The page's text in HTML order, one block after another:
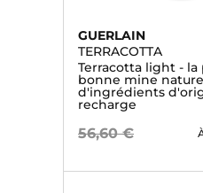
GUERLAIN
TERRACOTTA
Terracotta light -
bonne mine
d'ingrédients
recharge
56,60 €